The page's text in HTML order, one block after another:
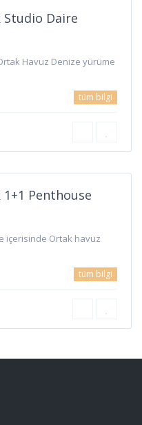
Studio Daire
Havuz Denize yürüme
tüm bilgi
1+1 Penthouse
içerisinde Ortak havuz
tüm bilgi